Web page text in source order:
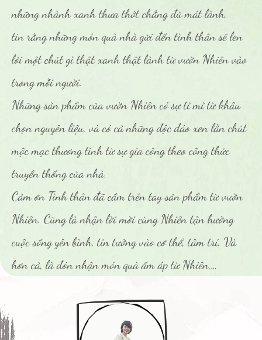
những nhành xanh thưa thớt chẳng đủ mát lành,
tin rằng những món quà nhà gửi đến tình thân sẽ len
lỏi một chút gì thật xanh thật lành từ vườn Nhiên vào
trong mỗi người.
Những sản phẩm của vườn Nhiên có sự tỉ mỉ từ khâu
chọn nguyên liệu, và có cả những độc đáo xen lẫn chút
mộc mạc thương tình từ sự gia công theo công thức
truyền thống của nhà.
Cảm ơn Tình thân đã cầm trên tay sản phẩm từ vườn
Nhiên. Cũng là nhận lời mời cùng Nhiên tận hưởng
cuộc sống yên bình, tin tưởng vào cơ thể, tâm trí. Và
hơn cả, là đón nhận món quà ấm áp từ Nhiên,…